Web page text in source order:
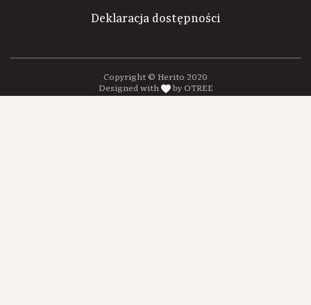
Deklaracja dostępności
Copyright © Herito 2020
Designed with
by OTREE